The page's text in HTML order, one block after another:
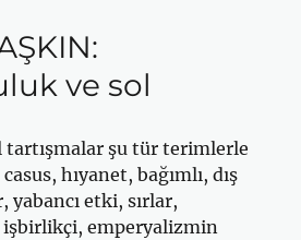
ve sol
tartışmalar şu tür terimlerle
hıyanet, bağımlı, dış
yabancı etki, sırlar,
emperyalizmin